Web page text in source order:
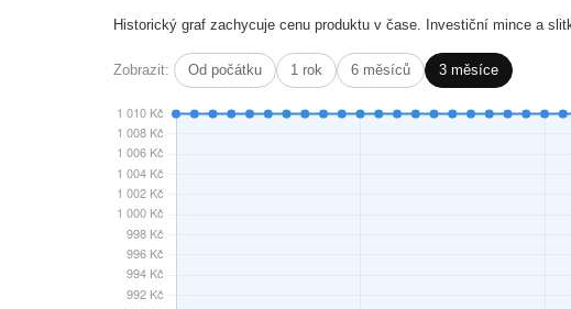
Historický graf zachycuje cenu produktu v čase. Investiční mince a
Zobrazit: Od počátku 1 rok 6 měsíců 3 měsíce